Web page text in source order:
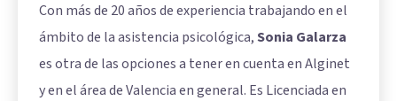
Con más de 20 años de experiencia trabajando en el
ámbito de la asistencia psicológica,Sonia Galarza
es otra de las opciones a tener en cuenta en Alginet
y en el área de Valencia en general. Es Licenciada en